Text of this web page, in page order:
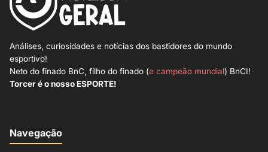
Análises, curiosidades e notícias dos bastidores do mundo
esportivo!
Neto do finado BnC, filho do finado (e campeão mundial) BnCI!
Torcer é o nosso ESPORTE!
Navegação